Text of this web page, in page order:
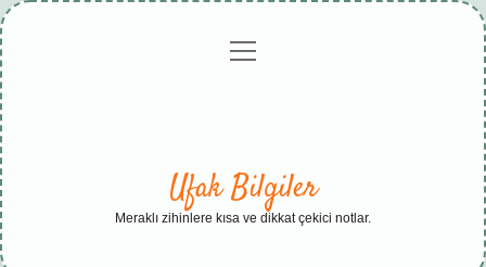
Gizlilikmenüyü
Ufak Bilgiler
Meraklı zihinlere kısa ve dikkat çekici notlar.